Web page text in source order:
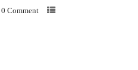
0 Comment